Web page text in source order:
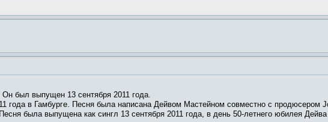
был выпущен 13 сентября 2011 года.
года в Гамбурге. Песня была написана Дейвом Мастейном совместно с продюсером
была выпущена как сингл 13 сентября 2011 года, в день 50-летнего юбилея